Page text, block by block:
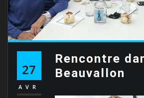
27
AVR
Rencontre
Beauvallon